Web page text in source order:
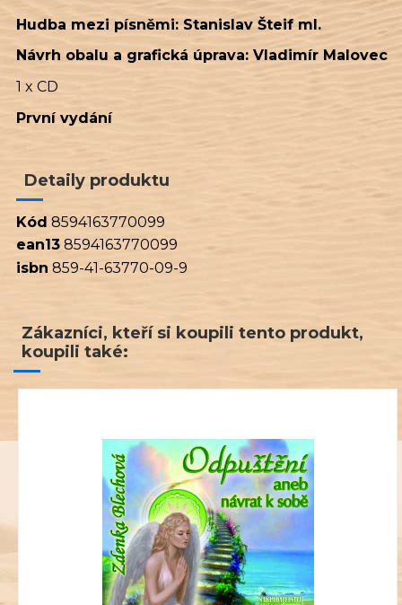
Hudba mezi písněmi: Stanislav Šteif ml.
Návrh obalu a grafická úprava: Vladimír Malovec
1 x CD
První vydání
Detaily produktu
Kód 8594163770099
ean13 8594163770099
isbn 859-41-63770-09-9
Zákazníci, kteří si koupili tento produkt,
koupili také: